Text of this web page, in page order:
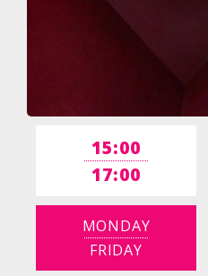
15:00
17:00
MONDAY
FRIDAY